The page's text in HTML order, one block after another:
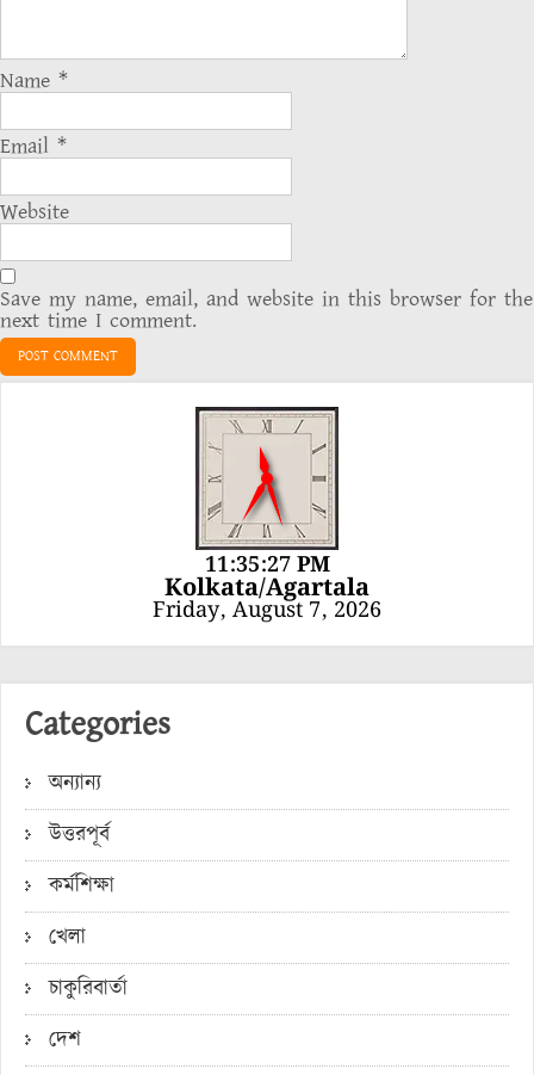
Name *
Email *
Website
Save my name, email, and website in this browser for the
next time I comment.
11:35:27 PM
Kolkata/Agartala
Friday, August 7, 2026
Categories
অন্যান্য
উত্তরপূর্ব
কর্মশিক্ষা
খেলা
চাকুরিবার্তা
দেশ